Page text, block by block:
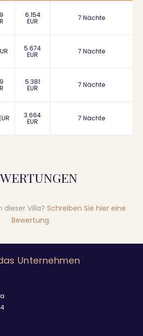
6.154
EUR 7 Nächte
5.674
EUR 7 Nächte
5.381
EUR 7 Nächte
3.664
EUR 7 Nächte
dieser Villa? Schreiben Sie hier eine
Bewertung.
Unternehmen